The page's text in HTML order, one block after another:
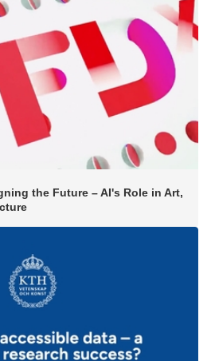
the Future – AI's Role in Art,